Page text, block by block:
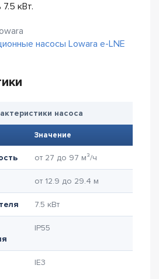
кВт.
насосы Lowara e-LNE
насоса
Значение
от 27 до 97 м³/ч
от 12.9 до 29.4 м
7.5 кВт
IP55
IE3